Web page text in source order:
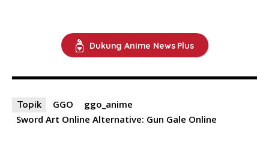
Dukung Anime News Plus
Topik GGO
ggo_anime
Sword Art Online Alternative: Gun Gale Online